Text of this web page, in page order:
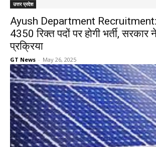
उत्तर प्रदेश
Ayush Department
4350 रिक्त पदों पर होगी भर्ती,
प्रक्रिया
GT News - May 26, 2025